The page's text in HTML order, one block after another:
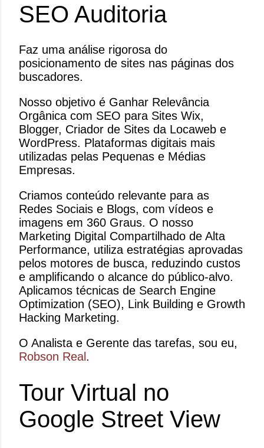
SEO Auditoria
Faz uma análise rigorosa do
posicionamento de sites nas páginas dos
buscadores.
Nosso objetivo é Ganhar Relevância
Orgânica com SEO para Sites Wix,
Blogger, Criador de Sites da Locaweb e
WordPress. Plataformas digitais mais
utilizadas pelas Pequenas e Médias
Empresas.
Criamos conteúdo relevante para as
Redes Sociais e Blogs, com vídeos e
imagens em 360 Graus. O nosso
Marketing Digital Compartilhado de Alta
Performance, utiliza estratégias aprovadas
pelos motores de busca, reduzindo custos
e amplificando o alcance do público-alvo.
Aplicamos técnicas de Search Engine
Optimization (SEO), Link Building e Growth
Hacking Marketing.
O Analista e Gerente das tarefas, sou eu,
Robson Real .
Tour Virtual no
Google Street View